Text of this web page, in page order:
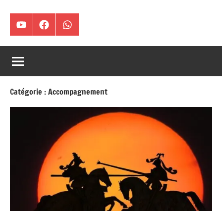
plus
d’harmonie
familiale
un
Chaîne
YouTube
Facebook
WA
Catégorie :Accompagnement